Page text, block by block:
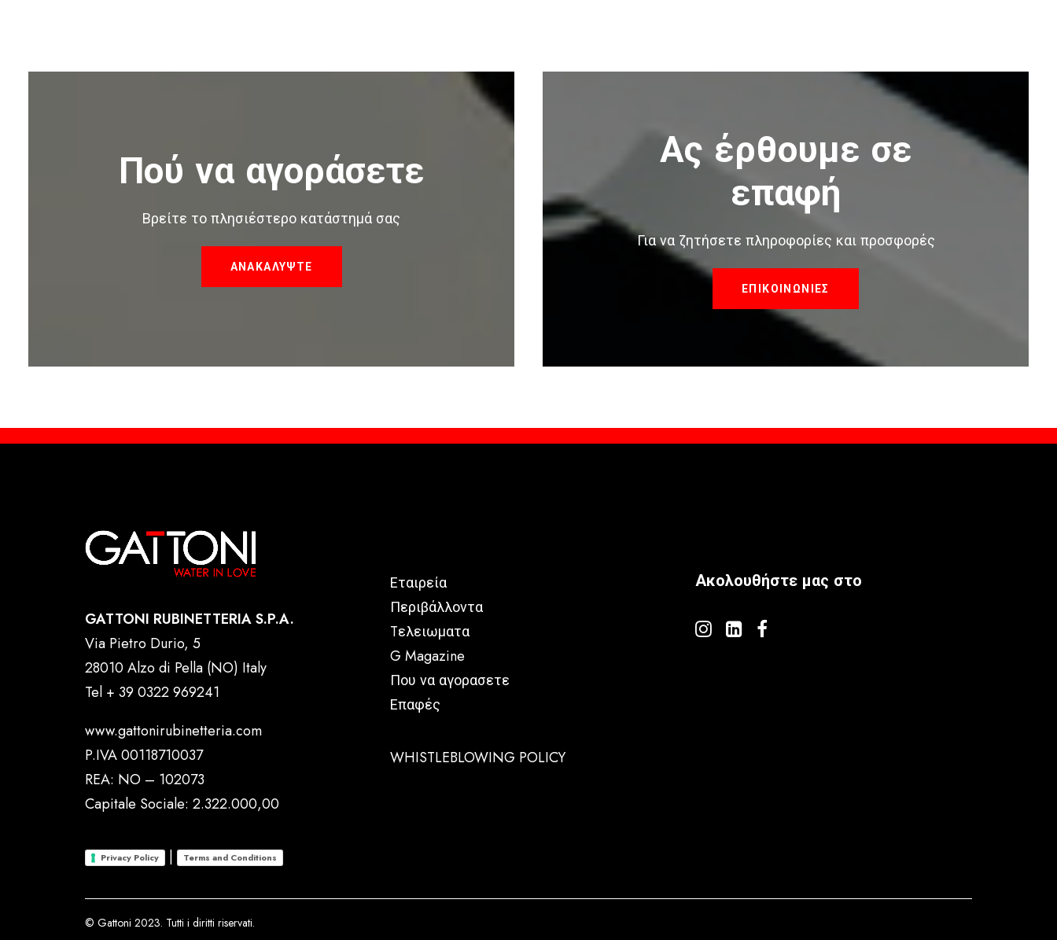
Πού να αγοράσετε
Βρείτε το πλησιέστερο κατάστημά σας
ΑΝΑΚΑΛΥΨΤΕ
Ας έρθουμε σε
επαφή
Για να ζητήσετε πληροφορίες και προσφορές
ΕΠΙΚΟΙΝΩΝΙΕΣ
GATTONI RUBINETTERIA S.P.A.
Via Pietro Durio, 5
28010 Alzo di Pella (NO) Italy
Tel + 39 0322 969241
www.gattonirubinetteria.com
P.IVA 00118710037
REA: NO – 102073
Capitale Sociale: 2.322.000,00
Privacy Policy | Terms and Conditions
Εταιρεία
Περιβάλλοντα
Tελειωματα
G Magazine
Που να αγορασετε
Επαφές
WHISTLEBLOWING POLICY
Ακολουθήστε μας στο
© Gattoni 2023. Tutti i diritti riservati.